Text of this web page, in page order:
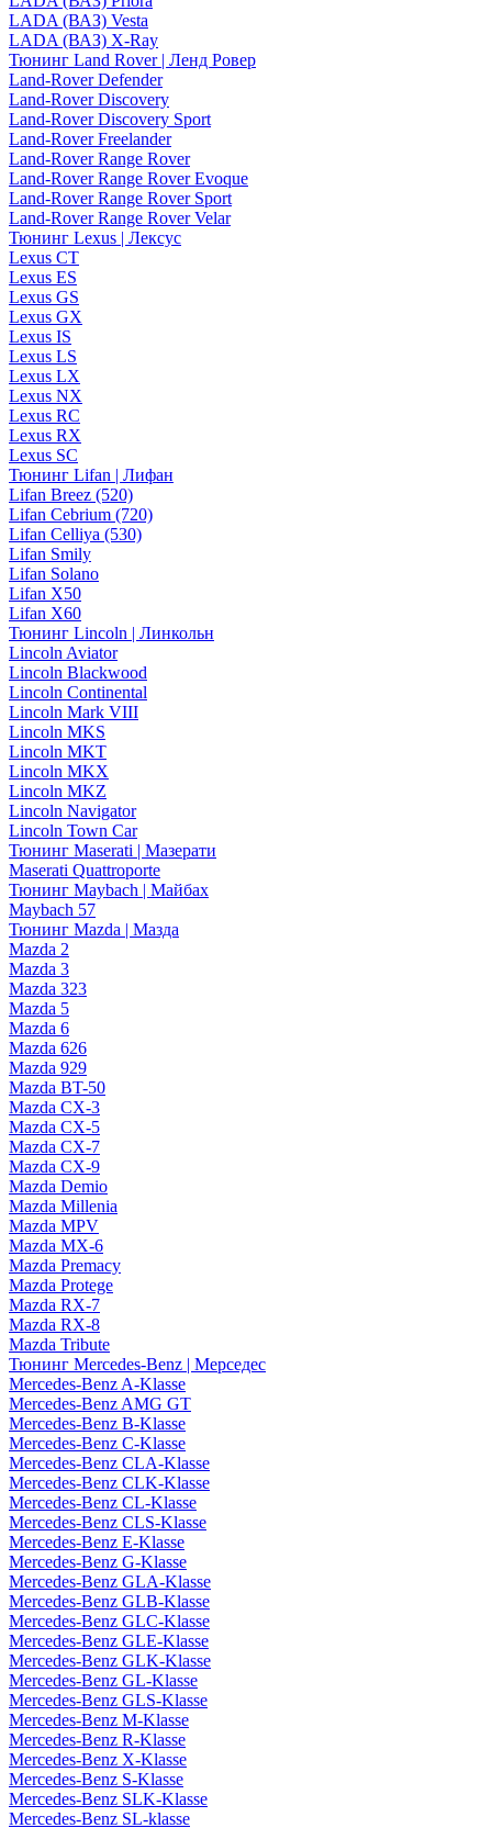
LADA (ВАЗ) Vesta
LADA (ВАЗ) X-Ray
Тюнинг Land Rover | Ленд Ровер
Land-Rover Defender
Land-Rover Discovery
Land-Rover Discovery Sport
Land-Rover Freelander
Land-Rover Range Rover
Land-Rover Range Rover Evoque
Land-Rover Range Rover Sport
Land-Rover Range Rover Velar
Тюнинг Lexus | Лексус
Lexus CT
Lexus ES
Lexus GS
Lexus GX
Lexus IS
Lexus LS
Lexus LX
Lexus NX
Lexus RC
Lexus RX
Lexus SC
Тюнинг Lifan | Лифан
Lifan Breez (520)
Lifan Cebrium (720)
Lifan Celliya (530)
Lifan Smily
Lifan Solano
Lifan X50
Lifan X60
Тюнинг Lincoln | Линкольн
Lincoln Aviator
Lincoln Blackwood
Lincoln Continental
Lincoln Mark VIII
Lincoln MKS
Lincoln MKT
Lincoln MKX
Lincoln MKZ
Lincoln Navigator
Lincoln Town Car
Тюнинг Maserati | Мазерати
Maserati Quattroporte
Тюнинг Maybach | Майбах
Maybach 57
Тюнинг Mazda | Мазда
Mazda 2
Mazda 3
Mazda 323
Mazda 5
Mazda 6
Mazda 626
Mazda 929
Mazda BT-50
Mazda CX-3
Mazda CX-5
Mazda CX-7
Mazda CX-9
Mazda Demio
Mazda Millenia
Mazda MPV
Mazda MX-6
Mazda Premacy
Mazda Protege
Mazda RX-7
Mazda RX-8
Mazda Tribute
Тюнинг Mercedes-Benz | Мерседес
Mercedes-Benz A-Klasse
Mercedes-Benz AMG GT
Mercedes-Benz B-Klasse
Mercedes-Benz C-Klasse
Mercedes-Benz CLA-Klasse
Mercedes-Benz CLK-Klasse
Mercedes-Benz CL-Klasse
Mercedes-Benz CLS-Klasse
Mercedes-Benz E-Klasse
Mercedes-Benz G-Klasse
Mercedes-Benz GLA-Klasse
Mercedes-Benz GLB-Klasse
Mercedes-Benz GLC-Klasse
Mercedes-Benz GLE-Klasse
Mercedes-Benz GLK-Klasse
Mercedes-Benz GL-Klasse
Mercedes-Benz GLS-Klasse
Mercedes-Benz M-Klasse
Mercedes-Benz R-Klasse
Mercedes-Benz X-Klasse
Mercedes-Benz S-Klasse
Mercedes-Benz SLK-Klasse
Mercedes-Benz SL-klasse